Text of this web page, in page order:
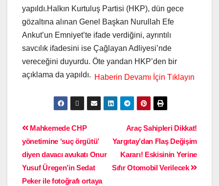
yapıldı.Halkın Kurtuluş Partisi (HKP), dün gece
gözaltına alınan Genel Başkan Nurullah Efe
Ankut’un Emniyet’te ifade verdiğini, ayrıntılı
savcılık ifadesini ise Çağlayan Adliyesi’nde
vereceğini duyurdu. Öte yandan HKP’den bir
açıklama da yapıldı.
Araç Sahipleri Dikkat!
Yargıtay’dan Flaş Değişim
Kararı! Eskisinin Yerine
Sıfır Otomobil Verilecek
Mahkemede CHP
yönetimine ‘suç örgütü’
diyen davacı avukatı Onur
Yusuf Üregen’in Sedat
Peker ile fotoğrafı ortaya